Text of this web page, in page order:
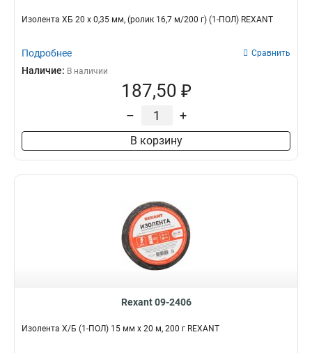
Изолента ХБ 20 х 0,35 мм, (ролик 16,7 м/200 г) (1-ПОЛ) REXANT
Подробнее Сравнить
Наличие: В наличии
187,50 ₽
– +
В корзину
Rexant 09-2406
Изолента Х/Б (1-ПОЛ) 15 мм х 20 м, 200 г REXANT